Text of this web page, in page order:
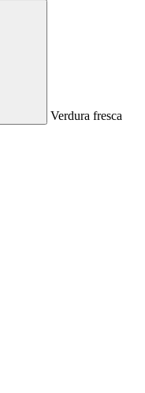
Verdura fresca